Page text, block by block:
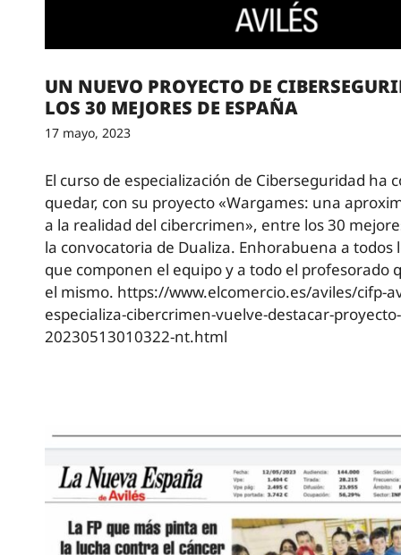
UN NUEVO PROYECTO DE
LOS 30 MEJORES DE ESPAÑA
17 mayo, 2023
El curso de especialización de Ciberseguridad ha
quedar, con su proyecto «Wargames: una
a la realidad del cibercrimen», entre los 30
la convocatoria de Dualiza. Enhorabuena a todos
que componen el equipo y a todo el profesorado
el mismo. https://www.elcomercio.es/aviles/cifp-
especializa-cibercrimen-vuelve-destacar-proyecto-
20230513010322-nt.html